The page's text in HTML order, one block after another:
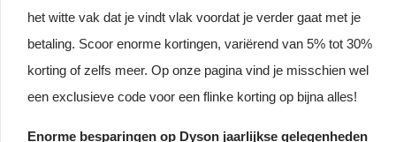
het witte vak dat je vindt vlak voordat je verder gaat met je
betaling. Scoor enorme kortingen, variërend van 5% tot 30%
korting of zelfs meer. Op onze pagina vind je misschien wel
een exclusieve code voor een flinke korting op bijna alles!
Enorme besparingen op Dyson jaarlijkse gelegenheden